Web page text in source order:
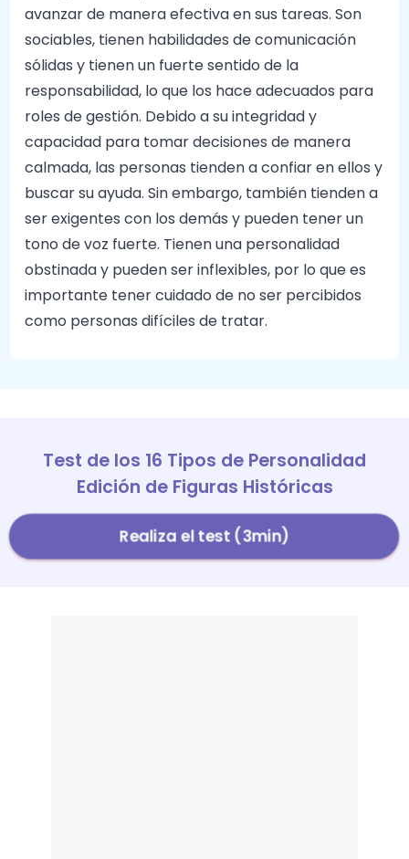
avanzar de manera efectiva en sus tareas. Son
sociables, tienen habilidades de comunicación
sólidas y tienen un fuerte sentido de la
responsabilidad, lo que los hace adecuados para
roles de gestión. Debido a su integridad y
capacidad para tomar decisiones de manera
calmada, las personas tienden a confiar en ellos y
buscar su ayuda. Sin embargo, también tienden a
ser exigentes con los demás y pueden tener un
tono de voz fuerte. Tienen una personalidad
obstinada y pueden ser inflexibles, por lo que es
importante tener cuidado de no ser percibidos
como personas difíciles de tratar.
Test de los 16 Tipos de Personalidad
Edición de Figuras Históricas
Realiza el test (3min)